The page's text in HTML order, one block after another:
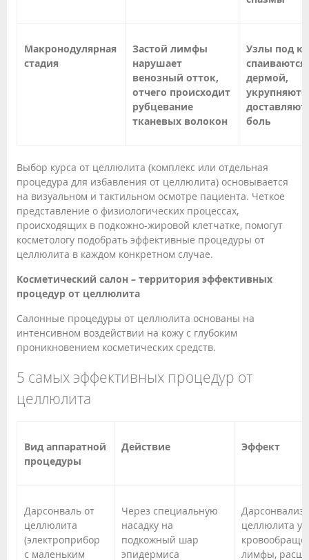
Макронодулярная
стадия
Застой лимфы
нарушает
венозный отток,
отчего происходит
рубцевание
тканевых волокон
Узлы под
спаиваются
дермой,
доставляют
боль
Выбор курса от целлюлита (комплекс или отдельная
процедура для избавления от целлюлита) основывается
на визуальном и тактильном осмотре пациента. Четкое
представление о физиологических процессах,
происходящих в подкожно-жировой клетчатке, помогут
косметологу подобрать эффективные процедуры от
целлюлита в каждом конкретном случае.
Косметический салон – территория эффективных
процедур от целлюлита
Салонные процедуры от целлюлита основаны на
интенсивном воздействии на кожу с глубоким
проникновением косметических средств.
5 самых эффективных процедур от
целлюлита
Вид аппаратной
процедуры
Действие Эффект
Дарсонваль от
целлюлита
(электроприбор
с маленьким
Через специальную
насадку на
подкожный шар
эпидермиса
целлюлита
лимфы,